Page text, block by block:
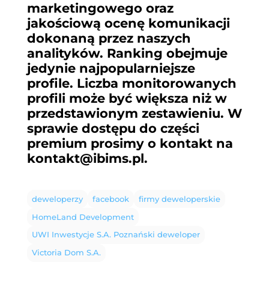
marketingowego oraz
jakościową ocenę komunikacji
dokonaną przez naszych
analityków. Ranking obejmuje
jedynie najpopularniejsze
profile. Liczba monitorowanych
profili może być większa niż w
przedstawionym zestawieniu. W
sprawie dostępu do części
premium prosimy o kontakt na
kontakt@ibims.pl.
deweloperzy facebook
firmy deweloperskie
HomeLand Development
UWI Inwestycje S.A. Poznański deweloper
Victoria Dom S.A.